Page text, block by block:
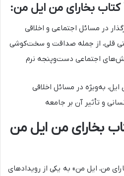
در مسائل اجتماعی و اخلاقی
قلی، از جمله صداقت و سخت‌کوشی
اجتماعی دست‌وپنجه نرم
ایل، به‌ویژه در مسائل اخلاقی
و تأثیر آن بر جامعه
فصل 8 کتاب بخارای من ایل من
من، ایل من» به یکی از رویدادهای